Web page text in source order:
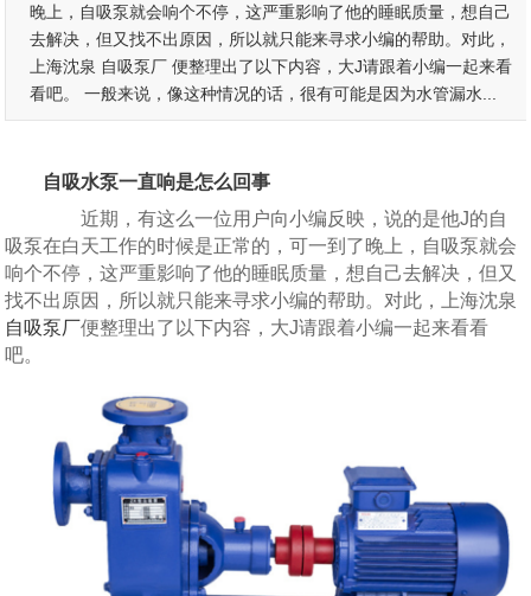
晚上，自吸泵就会响个不停，这严重影响了他的睡眠质量，想自己
去解决，但又找不出原因，所以就只能来寻求小编的帮助。对此，
上海沈泉 自吸泵厂 便整理出了以下内容，大J请跟着小编一起来看
看吧。 一般来说，像这种情况的话，很有可能是因为水管漏水...
自吸水泵一直响是怎么回事
近期，有这么一位用户向小编反映，说的是他J的自
吸泵在白天工作的时候是正常的，可一到了晚上，自吸泵就会
响个不停，这严重影响了他的睡眠质量，想自己去解决，但又
找不出原因，所以就只能来寻求小编的帮助。对此，上海沈泉
自吸泵厂便整理出了以下内容，大J请跟着小编一起来看看
吧。